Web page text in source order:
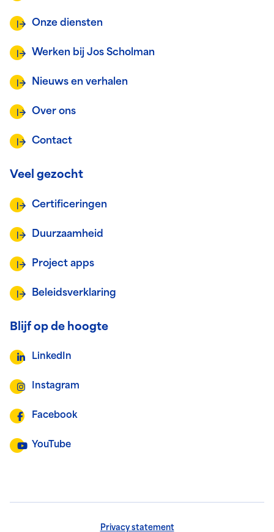
Onze diensten
Werken bij Jos Scholman
Nieuws en verhalen
Over ons
Contact
Veel gezocht
Certificeringen
Duurzaamheid
Project apps
Beleidsverklaring
Blijf op de hoogte
LinkedIn
Instagram
Facebook
YouTube
Privacy statement